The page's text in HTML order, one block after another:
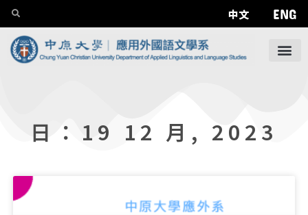
中文 ENG
日：19 12 月, 2023